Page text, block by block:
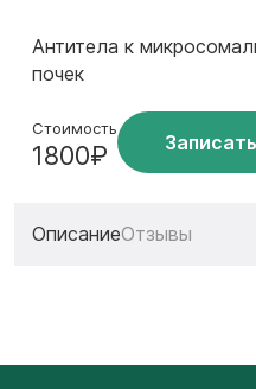
Антитела к
почек
Стоимость
1800₽
ОписаниеОтзывы